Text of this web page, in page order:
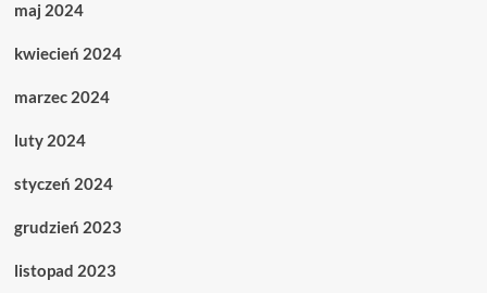
maj 2024
kwiecień 2024
marzec 2024
luty 2024
styczeń 2024
grudzień 2023
listopad 2023